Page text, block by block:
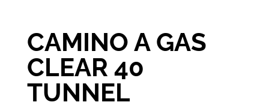
CAMINO A GAS
CLEAR 40
TUNNEL